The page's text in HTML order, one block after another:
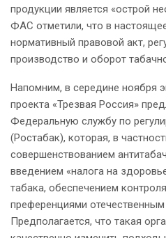
продукции является «острой
ФАС отметили, что в
нормативный правовой акт,
производство и оборот
Напомним, в середине ноября
проекта «Трезвая Россия»
Федеральную службу по
(Ростабак), которая, в
совершенствованием
введением «налога на
табака, обеспечением
преференциями
Предполагается, что такая